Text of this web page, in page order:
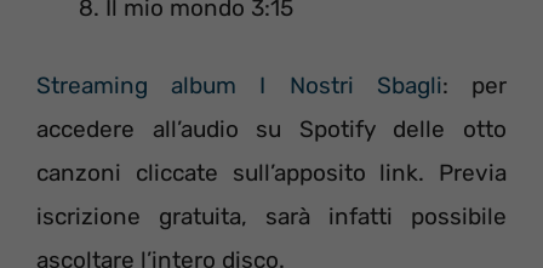
Il mio mondo 3:15
Streaming album I Nostri Sbagli: per
accedere all’audio su Spotify delle otto
canzoni cliccate sull’apposito link. Previa
iscrizione gratuita, sarà infatti possibile
ascoltare l’intero disco.